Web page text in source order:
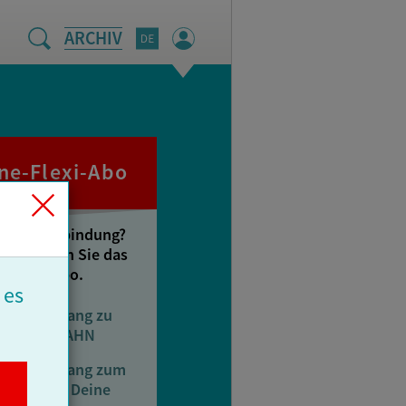
ARCHIV
Flexi-Abo
Jahresbindung?
bestellen Sie das
Flexi-Abo.
Online-Zugang zu
SYSTEM||BAHN
Online-Zugang zum
PDF-Archiv Deine